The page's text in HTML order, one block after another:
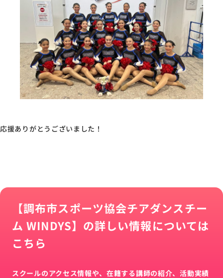
応援ありがとうございました！
【調布市スポーツ協会チアダンスチー
ム WINDYS】の詳しい情報については
こちら
スクールのアクセス情報や、在籍する講師の紹介、活動実績